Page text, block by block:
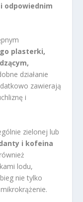
odpowiednim
plasterki,
działanie
zawierają
i
zielonej lub
i kofeina
lodu,
nie tylko